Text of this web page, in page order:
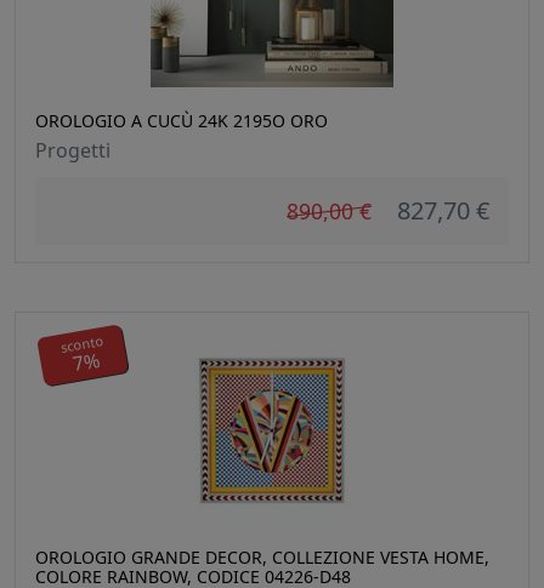
OROLOGIO A CUCÙ 24K 2195O ORO
Progetti
890,00 € 827,70 €
OROLOGIO GRANDE DECOR, COLLEZIONE VESTA HOME,
COLORE RAINBOW, CODICE 04226-D48
sconto
7%